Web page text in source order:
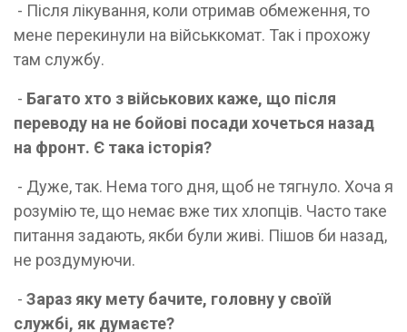
- Після лікування, коли отримав обмеження, то
мене перекинули на військкомат. Так і прохожу
там службу.
- Багато хто з військових каже, що після
переводу на не бойові посади хочеться назад
на фронт. Є така історія?
- Дуже, так. Нема того дня, щоб не тягнуло. Хоча я
розумію те, що немає вже тих хлопців. Часто таке
питання задають, якби були живі. Пішов би назад,
не роздумуючи.
- Зараз яку мету бачите, головну у своїй
службі, як думаєте?